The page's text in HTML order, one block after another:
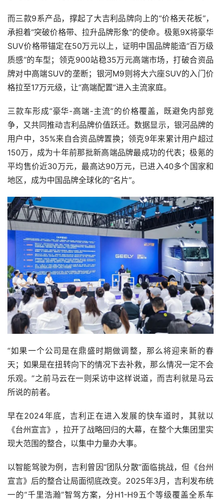
而三款9系产品，撑起了大吉利品牌向上的“价格天花板”，
承担着“突破价格带、拉升品牌形象”的使命。极氪9X将豪华
SUV价格带锚定在50万元以上，证明中国品牌能造“百万级
质感”的车型；领克900站稳35万元高端市场，打破合资品
牌对中高端SUV的垄断；银河M9则将大六座SUV的入门价
格拉至17万元级，让“高端配置”进入主流家庭。
三款车形成“豪华-高端-主流”的价格覆盖，既避免内部竞
争，又共同推动吉利品牌价值跃迁。数据显示，银河品牌的
用户中，35%来自合资品牌置换；领克9年来累计用户超过
150万，成为十年前那批新高端品牌最成功的代表；极氪的
平均售价近30万元，最高达90万元，已进入40多个国家和
地区，成为中国品牌全球化的“名片”。
“如果一个公司是在鼎盛时期做调整，那么将迎来新的春
天；如果是在扭转向下的情况下去补救，那么情况一定不会
乐观。”之前马云在一则采访中这样说道，而吉利就是马云
所说的前者。
早在2024年底，吉利正在进入发展的快车道时，其就以
《台州宣言》，拉开了战略回归的大幕，在整个大集团里实
现大范围的整合，以集中力量办大事。
以智能驾驶为例，吉利曾因“团队分散”面临挑战，但《台州
宣言》后的整合让局面彻底改变。2025年3月，吉利发布统
一的“千里浩瀚”智驾方案，分H1-H9五个等级覆盖全系车